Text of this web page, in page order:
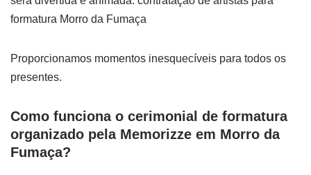
formatura Morro da Fumaça
Proporcionamos momentos inesquecíveis para todos os
presentes.
Como funciona o cerimonial de formatura
organizado pela Memorizze em Morro da
Fumaça?